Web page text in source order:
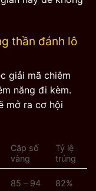
thần đánh lô
giải mã chiêm
năng đi kèm.
mở ra cơ hội
Cặp số
vàng
Tỷ lệ
trúng
85 – 94 82%